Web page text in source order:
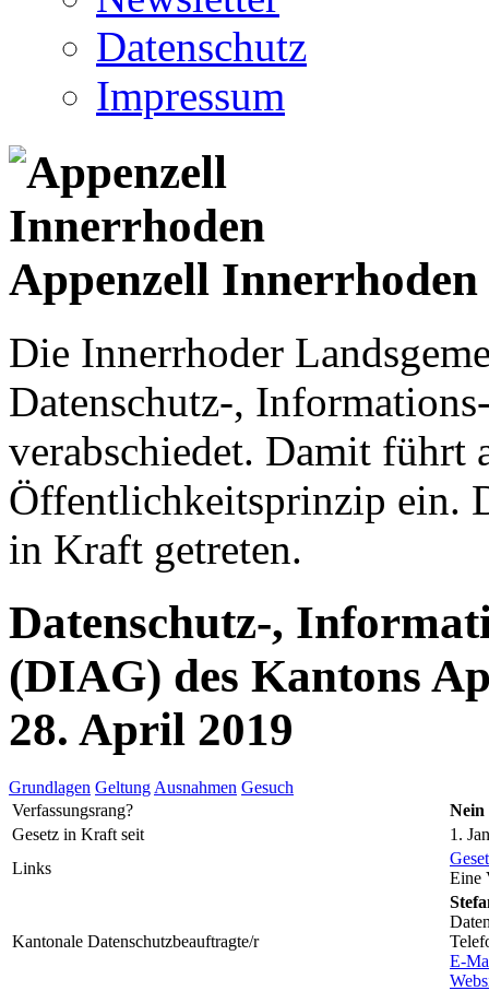
Datenschutz
Impressum
Appenzell Innerrhoden
Die Innerrhoder
Datenschutz-,
verabschiedet. Damit führt
Öffentlichkeitsprinzip ein.
in Kraft getreten.
Datenschutz-,
(DIAG) des Kantons
28. April 2019
Grundlagen Geltung Ausnahmen Gesuch
Verfassungsrang?
Nein
Gesetz in Kraft seit
1.
Links
Eine
Kantonale Datenschutzbeauftragte/r
E-